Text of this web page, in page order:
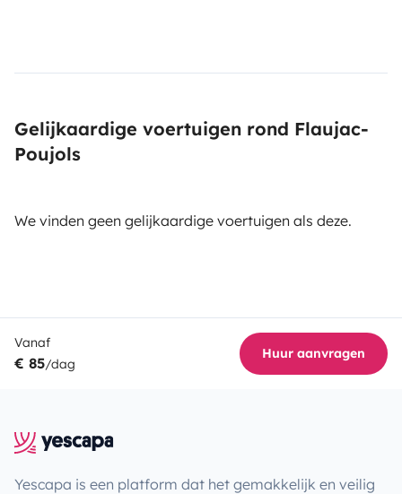
Gelijkaardige voertuigen rond Flaujac-
Poujols
We vinden geen gelijkaardige voertuigen als deze.
Vanaf
€ 85/dag
Huur aanvragen
Yescapa is een platform dat het gemakkelijk en veilig